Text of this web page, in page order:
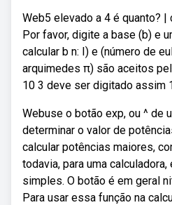
Web5 elevado a 4 é quanto? |
Por favor, digite a base (b) e
calcular b n: I) e (número de
arquimedes π) são aceitos
10 3 deve ser digitado assim
Webuse o botão exp, ou ^ de
determinar o valor de
calcular potências maiores,
todavia, para uma
simples. O botão é em geral
Para usar essa função na